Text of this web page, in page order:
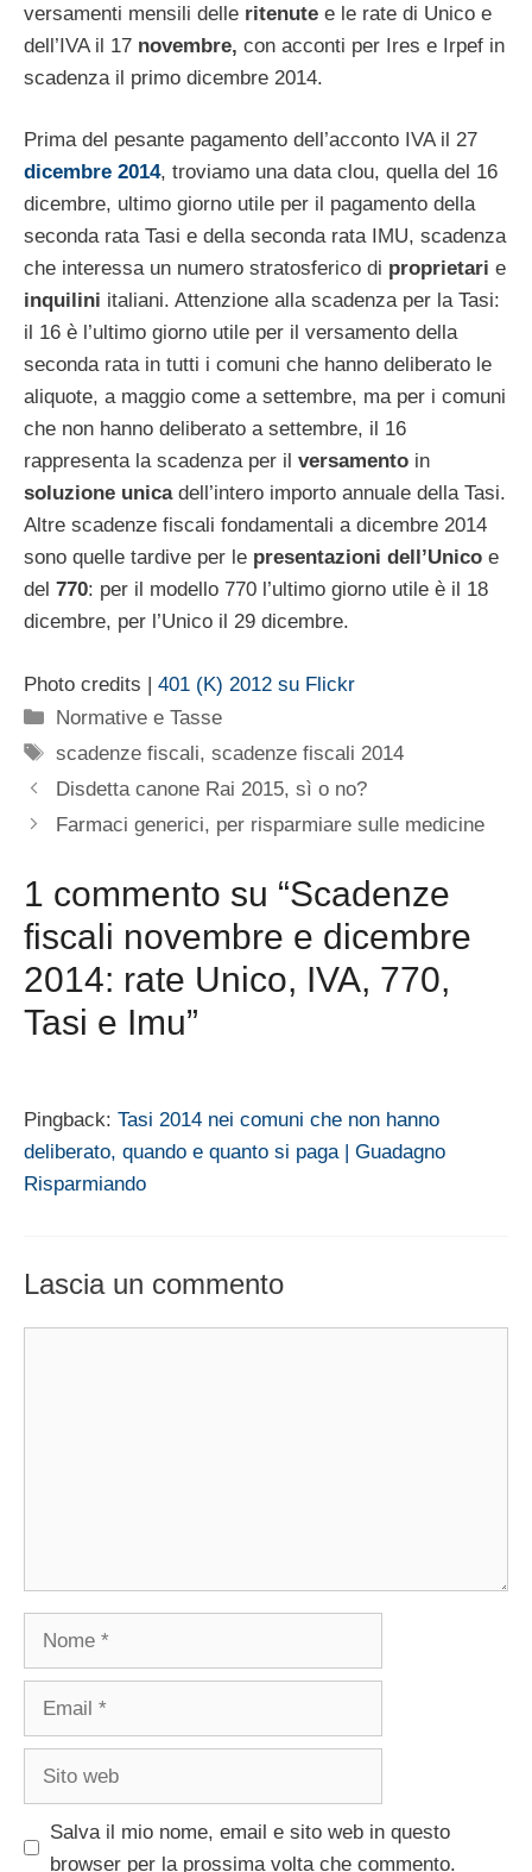
versamenti mensili delle ritenute e le rate di Unico e
dell’IVA il 17 novembre, con acconti per Ires e Irpef in
scadenza il primo dicembre 2014.
Prima del pesante pagamento dell’acconto IVA il 27
dicembre 2014, troviamo una data clou, quella del 16
dicembre, ultimo giorno utile per il pagamento della
seconda rata Tasi e della seconda rata IMU, scadenza
che interessa un numero stratosferico di proprietari e
inquilini italiani. Attenzione alla scadenza per la Tasi:
il 16 è l’ultimo giorno utile per il versamento della
seconda rata in tutti i comuni che hanno deliberato le
aliquote, a maggio come a settembre, ma per i comuni
che non hanno deliberato a settembre, il 16
rappresenta la scadenza per il versamento in
soluzione unicadell’intero importo annuale della Tasi.
Altre scadenze fiscali fondamentali a dicembre 2014
sono quelle tardive per le presentazioni dell’Unico e
del 770: per il modello 770 l’ultimo giorno utile è il 18
dicembre, per l’Unico il 29 dicembre.
Photo credits | 401 (K) 2012 su Flickr
Categorie
Normative e Tasse
Tag
scadenze fiscali,scadenze fiscali 2014
Disdetta canone Rai 2015, sì o no?
Farmaci generici, per risparmiare sulle medicine
1 commento su “Scadenze
fiscali novembre e dicembre
2014: rate Unico, IVA, 770,
Tasi e Imu”
Pingback: Tasi 2014 nei comuni che non hanno
deliberato, quando e quanto si paga | Guadagno
Risparmiando
Lascia un commento
Salva il mio nome, email e sito web in questo
browser per la prossima volta che commento.